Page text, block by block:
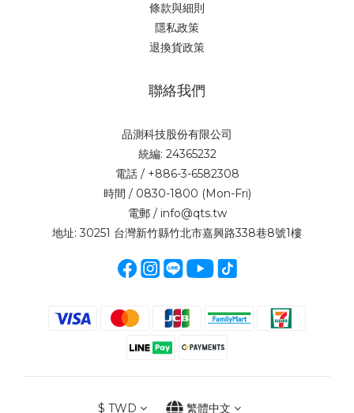
條款與細則
隱私政策
退換貨政策
聯絡我們
品測科技股份有限公司
統編: 24365232
電話 / +886-3-6582308
時間 / 0830-1800 (Mon-Fri)
電郵 / info@qts.tw
地址: 30251 台灣新竹縣竹北市嘉興路338巷8號1樓
$ TWD 繁體中文